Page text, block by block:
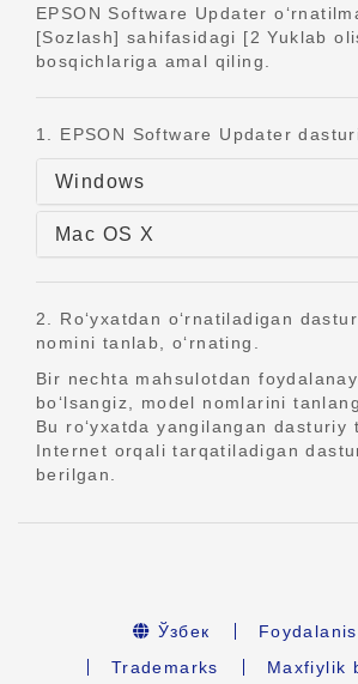
EPSON Software Updater
[Sozlash] sahifasidagi [2 Yuklab
bosqichlariga amal qiling.
1. EPSON Software Updater
Windows
Mac OS X
2. Ro‘yxatdan o‘rnatiladigan
nomini tanlab, o‘rnating.
Bir nechta mahsulotdan
bo‘lsangiz, model nomlarini tanlang.
Bu ro‘yxatda yangilangan dasturiy
Internet orqali tarqatiladigan
berilgan.
Ўзбек
Trademarks
Maxfiylik